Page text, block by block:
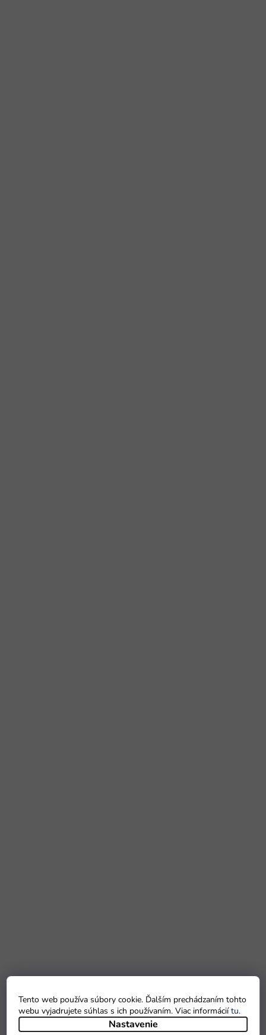
Tento web používa súbory cookie. Ďalším prechádzaním tohto
webu vyjadrujete súhlas s ich používaním. Viac informáciítu.
Nastavenie